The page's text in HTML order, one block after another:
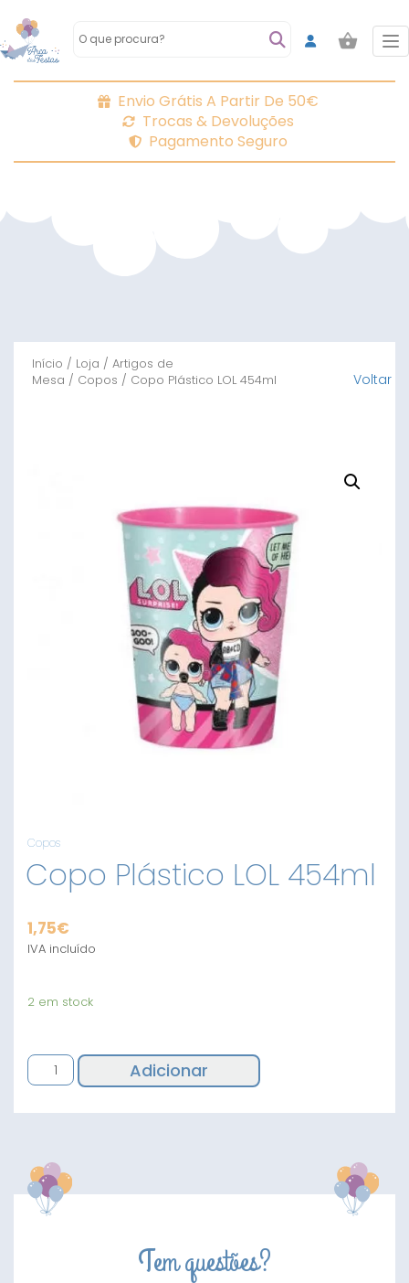
Envio Grátis A Partir De 50€
Trocas & Devoluções
Pagamento Seguro
Início / Loja / Artigos de
Mesa / Copos / Copo Plástico LOL 454ml Voltar
Copos
Copo Plástico LOL 454ml
1,75€
IVA incluído
2 em stock
Quantidade
de
Plástico
Adicionar
Tem questões?